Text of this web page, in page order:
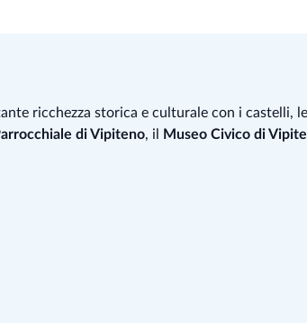
ricchezza storica e culturale con i castelli,
di Vipiteno, il Museo Civico di